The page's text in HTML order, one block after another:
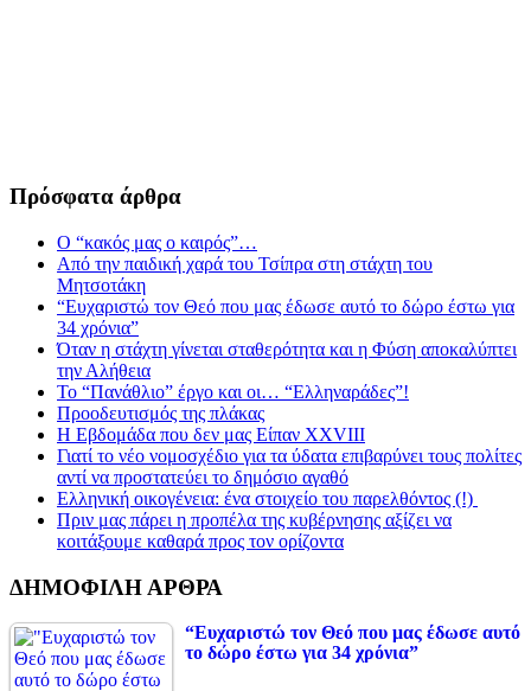
Πρόσφατα άρθρα
Ο “κακός μας ο καιρός”…
Από την παιδική χαρά του Τσίπρα στη στάχτη του
Μητσοτάκη
“Ευχαριστώ τον Θεό που μας έδωσε αυτό το δώρο έστω για
34 χρόνια”
Όταν η στάχτη γίνεται σταθερότητα και η Φύση αποκαλύπτει
την Αλήθεια
Το “Πανάθλιο” έργο και οι… “Ελληναράδες”!
Προοδευτισμός της πλάκας
Η Εβδομάδα που δεν μας Είπαν XXVIII
Γιατί το νέο νομοσχέδιο για τα ύδατα επιβαρύνει τους πολίτες
αντί να προστατεύει το δημόσιο αγαθό
Ελληνική οικογένεια: ένα στοιχείο του παρελθόντος (!)
Πριν μας πάρει η προπέλα της κυβέρνησης αξίζει να
κοιτάξουμε καθαρά προς τον ορίζοντα
ΔΗΜΟΦΙΛΗ ΑΡΘΡΑ
“Ευχαριστώ τον Θεό που μας έδωσε αυτό
το δώρο έστω για 34 χρόνια”